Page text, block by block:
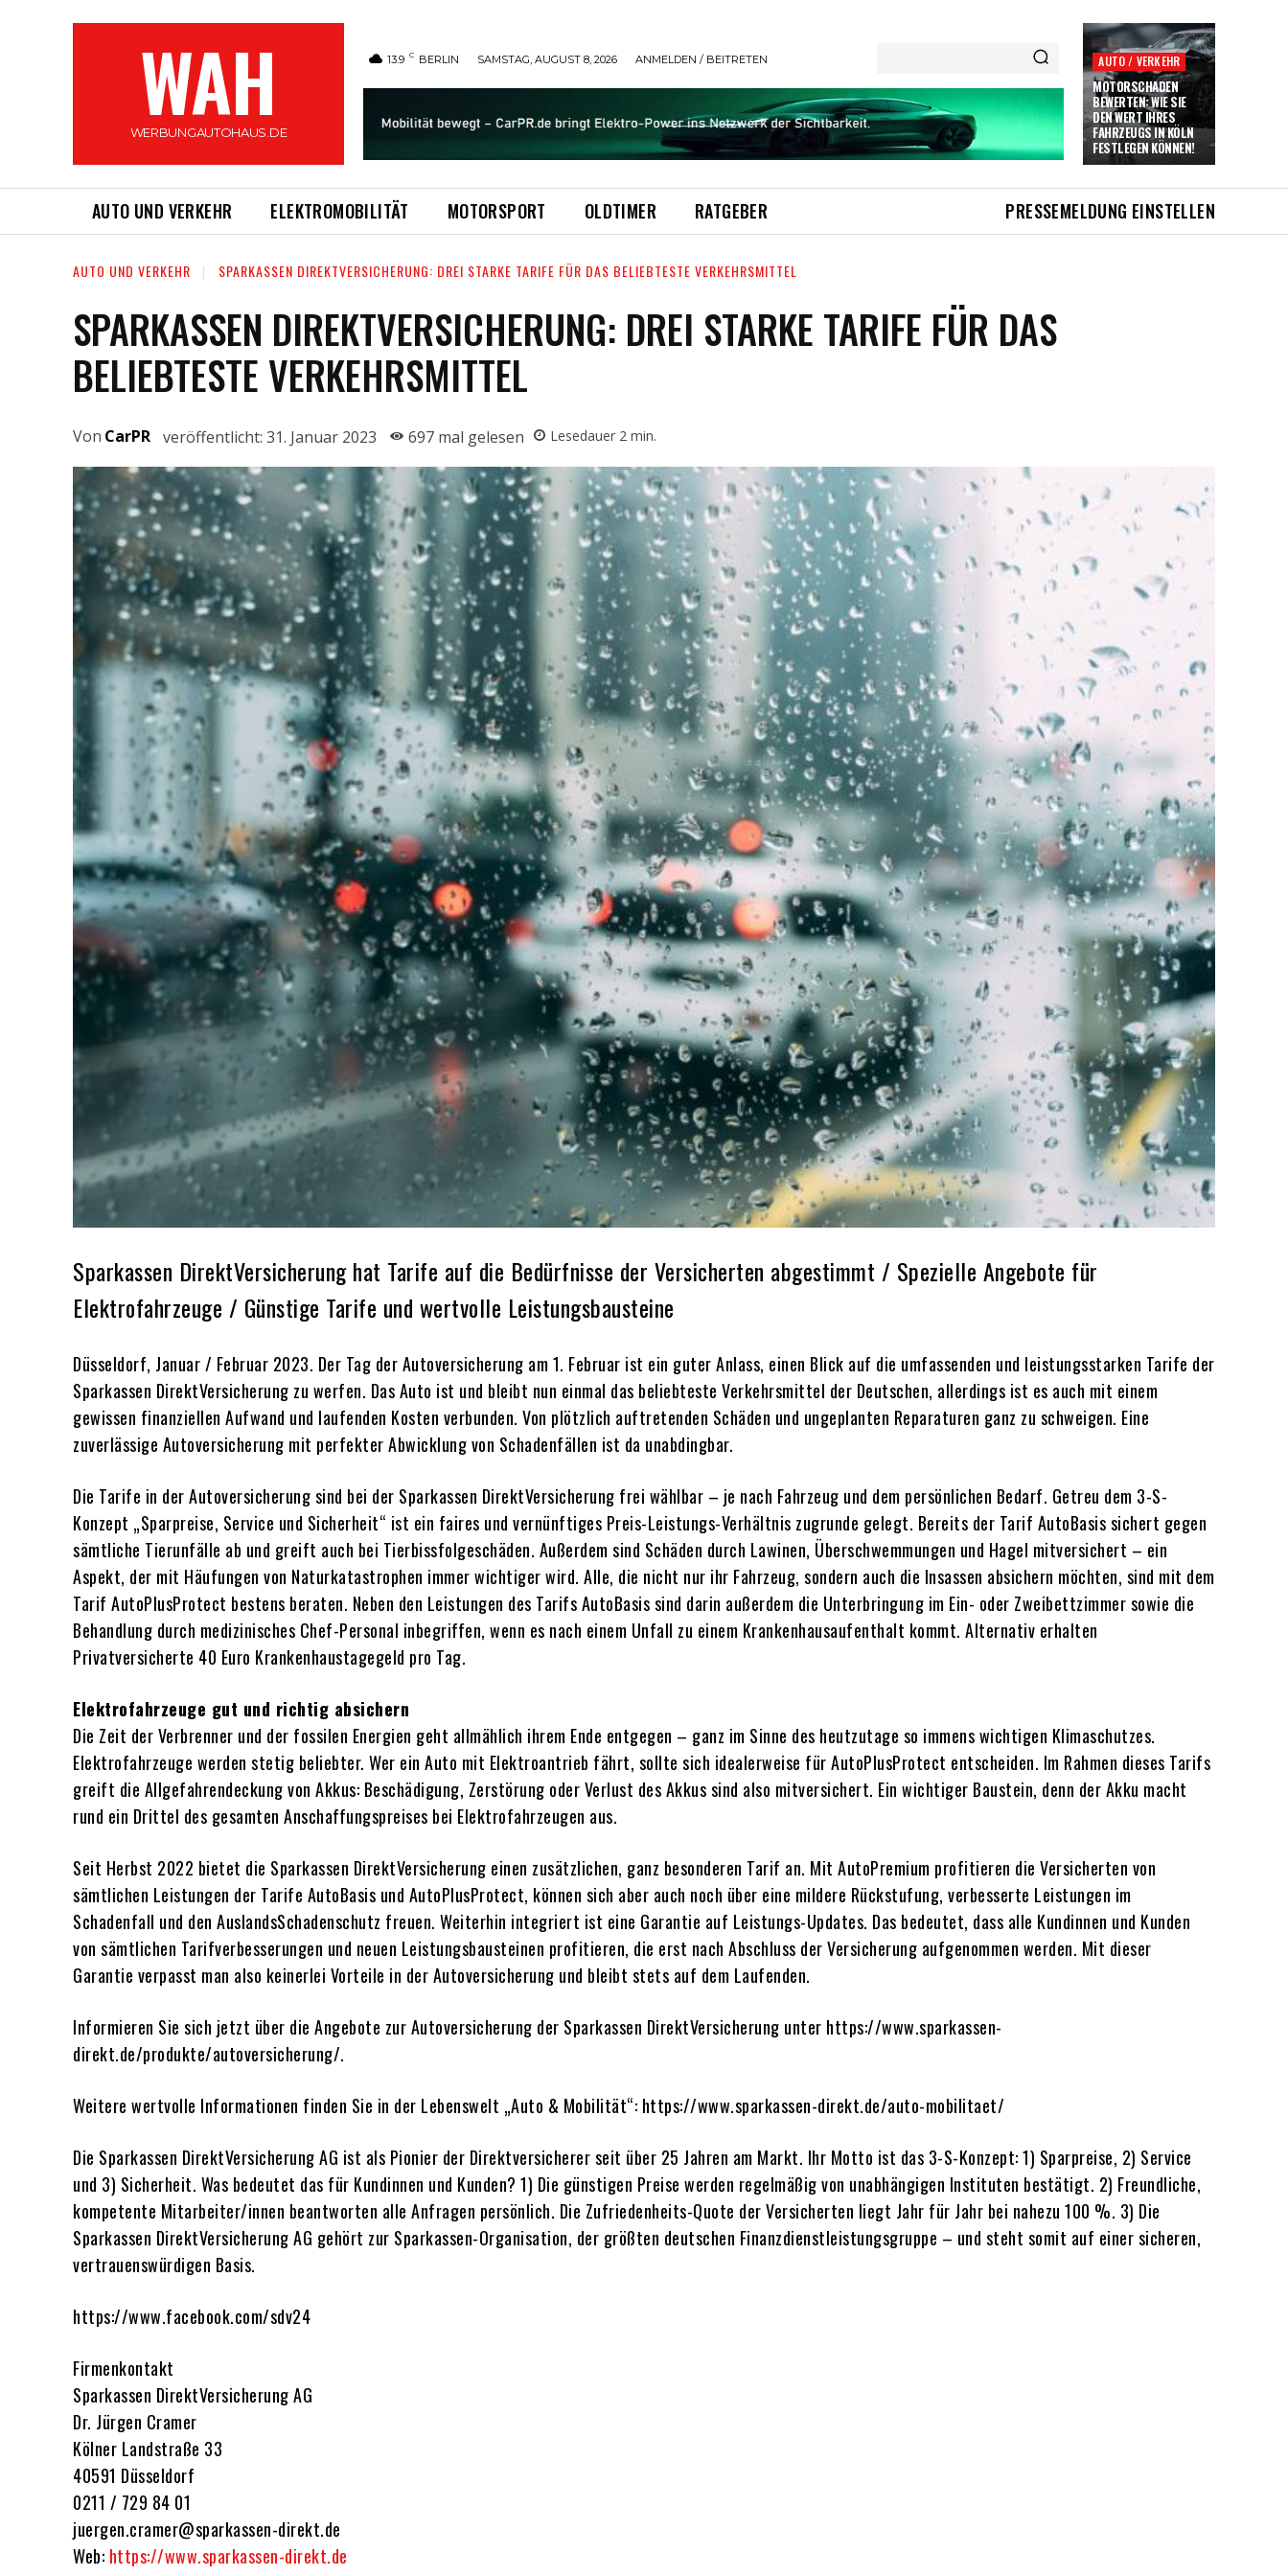
WAH
WERBUNGAUTOHAUS.DE
13.9 C BERLIN SAMSTAG, AUGUST 8, 2026 ANMELDEN / BEITRETEN AUTO / VERKEHR
MOTORSCHADEN
BEWERTEN: WIE SIE
DEN WERT IHRES
FAHRZEUGS IN KÖLN
FESTLEGEN KÖNNEN!
AUTO UND VERKEHR ELEKTROMOBILITÄT MOTORSPORT OLDTIMER RATGEBER PRESSEMELDUNG EINSTELLEN
AUTO UND VERKEHR SPARKASSEN DIREKTVERSICHERUNG: DREI STARKE TARIFE FÜR DAS BELIEBTESTE VERKEHRSMITTEL
SPARKASSEN DIREKTVERSICHERUNG: DREI STARKE TARIFE FÜR DAS
BELIEBTESTE VERKEHRSMITTEL
Von CarPR veröffentlicht: 31. Januar 2023 697 mal gelesen Lesedauer 2 min.
Sparkassen DirektVersicherung hat Tarife auf die Bedürfnisse der Versicherten abgestimmt / Spezielle Angebote für
Elektrofahrzeuge / Günstige Tarife und wertvolle Leistungsbausteine
Düsseldorf, Januar / Februar 2023. Der Tag der Autoversicherung am 1. Februar ist ein guter Anlass, einen Blick auf die umfassenden und leistungsstarken Tarife der
Sparkassen DirektVersicherung zu werfen. Das Auto ist und bleibt nun einmal das beliebteste Verkehrsmittel der Deutschen, allerdings ist es auch mit einem
gewissen finanziellen Aufwand und laufenden Kosten verbunden. Von plötzlich auftretenden Schäden und ungeplanten Reparaturen ganz zu schweigen. Eine
zuverlässige Autoversicherung mit perfekter Abwicklung von Schadenfällen ist da unabdingbar.
Die Tarife in der Autoversicherung sind bei der Sparkassen DirektVersicherung frei wählbar – je nach Fahrzeug und dem persönlichen Bedarf. Getreu dem 3-S-
Konzept „Sparpreise, Service und Sicherheit“ ist ein faires und vernünftiges Preis-Leistungs-Verhältnis zugrunde gelegt. Bereits der Tarif AutoBasis sichert gegen
sämtliche Tierunfälle ab und greift auch bei Tierbissfolgeschäden. Außerdem sind Schäden durch Lawinen, Überschwemmungen und Hagel mitversichert – ein
Aspekt, der mit Häufungen von Naturkatastrophen immer wichtiger wird. Alle, die nicht nur ihr Fahrzeug, sondern auch die Insassen absichern möchten, sind mit dem
Tarif AutoPlusProtect bestens beraten. Neben den Leistungen des Tarifs AutoBasis sind darin außerdem die Unterbringung im Ein- oder Zweibettzimmer sowie die
Behandlung durch medizinisches Chef-Personal inbegriffen, wenn es nach einem Unfall zu einem Krankenhausaufenthalt kommt. Alternativ erhalten
Privatversicherte 40 Euro Krankenhaustagegeld pro Tag.
Elektrofahrzeuge gut und richtig absichern
Die Zeit der Verbrenner und der fossilen Energien geht allmählich ihrem Ende entgegen – ganz im Sinne des heutzutage so immens wichtigen Klimaschutzes.
Elektrofahrzeuge werden stetig beliebter. Wer ein Auto mit Elektroantrieb fährt, sollte sich idealerweise für AutoPlusProtect entscheiden. Im Rahmen dieses Tarifs
greift die Allgefahrendeckung von Akkus: Beschädigung, Zerstörung oder Verlust des Akkus sind also mitversichert. Ein wichtiger Baustein, denn der Akku macht
rund ein Drittel des gesamten Anschaffungspreises bei Elektrofahrzeugen aus.
Seit Herbst 2022 bietet die Sparkassen DirektVersicherung einen zusätzlichen, ganz besonderen Tarif an. Mit AutoPremium profitieren die Versicherten von
sämtlichen Leistungen der Tarife AutoBasis und AutoPlusProtect, können sich aber auch noch über eine mildere Rückstufung, verbesserte Leistungen im
Schadenfall und den AuslandsSchadenschutz freuen. Weiterhin integriert ist eine Garantie auf Leistungs-Updates. Das bedeutet, dass alle Kundinnen und Kunden
von sämtlichen Tarifverbesserungen und neuen Leistungsbausteinen profitieren, die erst nach Abschluss der Versicherung aufgenommen werden. Mit dieser
Garantie verpasst man also keinerlei Vorteile in der Autoversicherung und bleibt stets auf dem Laufenden.
Informieren Sie sich jetzt über die Angebote zur Autoversicherung der Sparkassen DirektVersicherung unter https://www.sparkassen-
direkt.de/produkte/autoversicherung/.
Weitere wertvolle Informationen finden Sie in der Lebenswelt „Auto & Mobilität“: https://www.sparkassen-direkt.de/auto-mobilitaet/
Die Sparkassen DirektVersicherung AG ist als Pionier der Direktversicherer seit über 25 Jahren am Markt. Ihr Motto ist das 3-S-Konzept: 1) Sparpreise, 2) Service
und 3) Sicherheit. Was bedeutet das für Kundinnen und Kunden? 1) Die günstigen Preise werden regelmäßig von unabhängigen Instituten bestätigt. 2) Freundliche,
kompetente Mitarbeiter/innen beantworten alle Anfragen persönlich. Die Zufriedenheits-Quote der Versicherten liegt Jahr für Jahr bei nahezu 100 %. 3) Die
Sparkassen DirektVersicherung AG gehört zur Sparkassen-Organisation, der größten deutschen Finanzdienstleistungsgruppe – und steht somit auf einer sicheren,
vertrauenswürdigen Basis.
https://www.facebook.com/sdv24
Firmenkontakt
Sparkassen DirektVersicherung AG
Dr. Jürgen Cramer
Kölner Landstraße 33
40591 Düsseldorf
0211 / 729 84 01
juergen.cramer@sparkassen-direkt.de
Web: https://www.sparkassen-direkt.de